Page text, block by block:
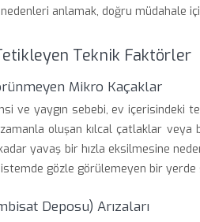
anlamak, doğru müdahale
Teknik Faktörler
Mikro Kaçaklar
ve yaygın sebebi, ev içerisindeki
oluşan kılcal çatlaklar veya
yavaş bir hızla eksilmesine
gözle görülemeyen bir yerde
Deposu) Arızaları